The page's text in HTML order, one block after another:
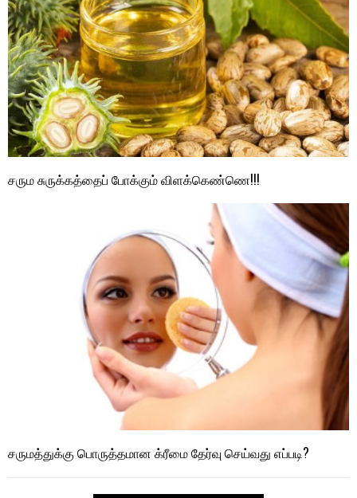
சரும சுருக்கத்தைப் போக்கும் விளக்கெண்ணெ!!!
சருமத்துக்கு பொருத்தமான க்ரீமை தேர்வு செய்வது எப்படி?